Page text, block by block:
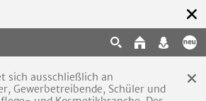
sich ausschließlich an
Gewerbetreibende, Schüler und